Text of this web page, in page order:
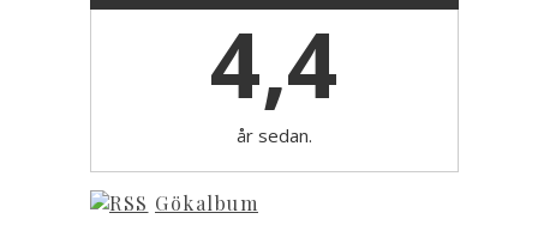
4,4
år sedan.
Gökalbum